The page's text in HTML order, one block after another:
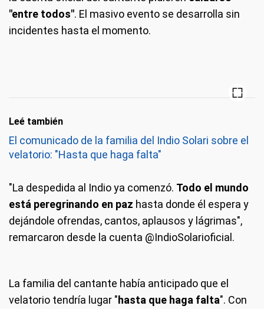
"entre todos". El masivo evento se desarrolla sin
incidentes hasta el momento.
Leé también
El comunicado de la familia del Indio Solari sobre el
velatorio: "Hasta que haga falta"
"La despedida al Indio ya comenzó. Todo el mundo
está peregrinando en paz hasta donde él espera y
dejándole ofrendas, cantos, aplausos y lágrimas",
remarcaron desde la cuenta @IndioSolarioficial.
La familia del cantante había anticipado que el
velatorio tendría lugar "hasta que haga falta". Con